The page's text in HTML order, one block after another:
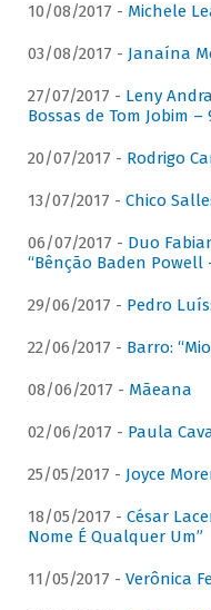
10/08/2017 - Michele
03/08/2017 - Janaína
27/07/2017 - Leny
Bossas de Tom Jobim –
20/07/2017 - Rodrigo
13/07/2017 - Chico
06/07/2017 - Duo
“Bênção Baden Powell
29/06/2017 - Pedro
22/06/2017 - Barro:
08/06/2017 - Mãeana
02/06/2017 - Paula
25/05/2017 - Joyce
18/05/2017 - César
Nome É Qualquer Um”
11/05/2017 - Verônica